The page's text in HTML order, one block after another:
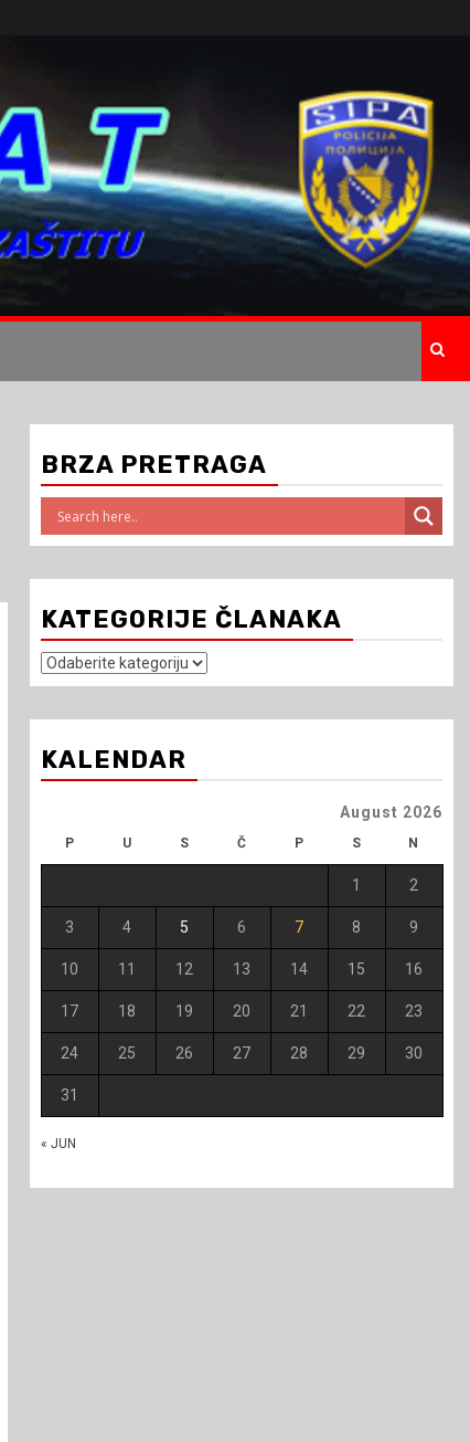
BRZA PRETRAGA
KATEGORIJE ČLANAKA
Kategorije
članaka
KALENDAR
August 2026
P U S Č P S N
« JUN
1 2
3 4 5 6 7 8 9
10 11 12 13 14 15 16
17 18 19 20 21 22 23
24 25 26 27 28 29 30
31